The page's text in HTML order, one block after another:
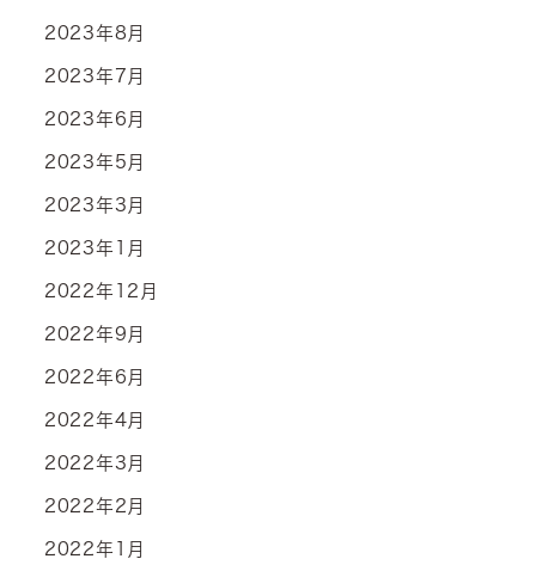
2023年8月
2023年7月
2023年6月
2023年5月
2023年3月
2023年1月
2022年12月
2022年9月
2022年6月
2022年4月
2022年3月
2022年2月
2022年1月